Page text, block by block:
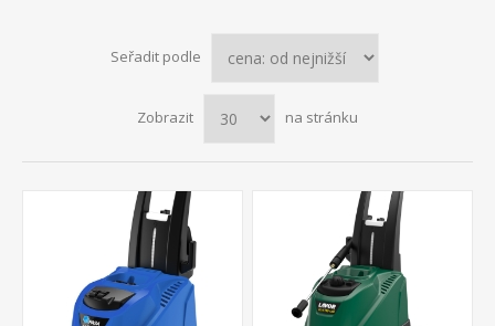
Seřadit podle
Zobrazit na stránku